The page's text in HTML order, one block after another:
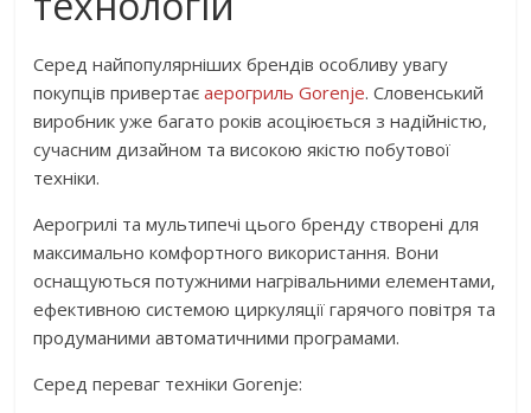
Серед найпопулярніших брендів особливу увагу
покупців привертаєаерогриль Gorenje. Словенський
виробник уже багато років асоціюється з надійністю,
сучасним дизайном та високою якістю побутової
техніки.
Аерогрилі та мультипечі цього бренду створені для
максимально комфортного використання. Вони
оснащуються потужними нагрівальними елементами,
ефективною системою циркуляції гарячого повітря та
продуманими автоматичними програмами.
Серед переваг техніки Gorenje: